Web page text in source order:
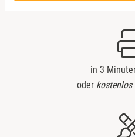
in 3
oder kostenlos